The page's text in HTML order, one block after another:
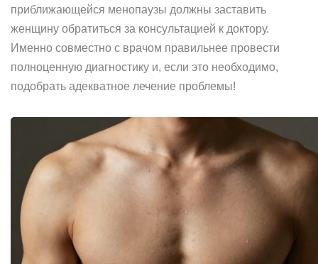
приближающейся менопаузы должны заставить
женщину обратиться за консультацией к доктору.
Именно совместно с врачом правильнее провести
полноценную диагностику и, если это необходимо,
подобрать адекватное лечение проблемы!